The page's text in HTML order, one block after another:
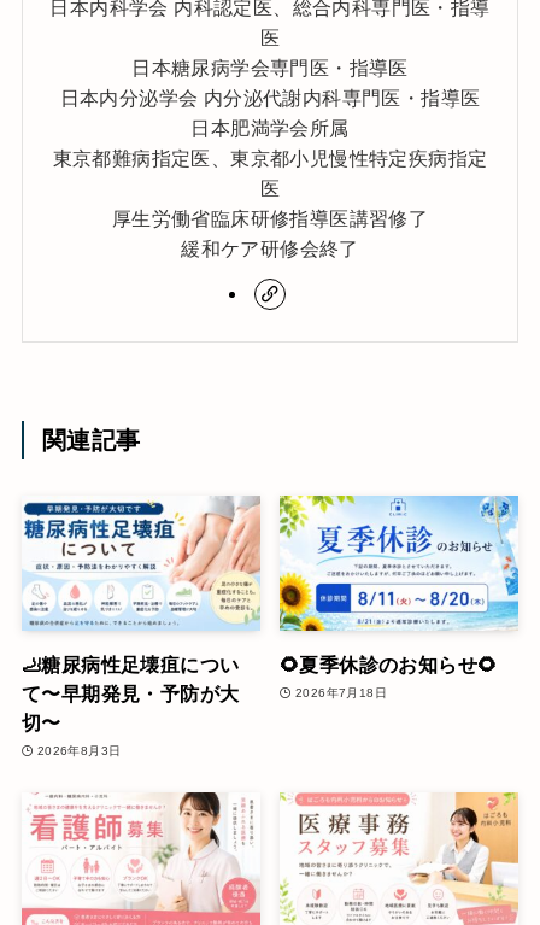
日本内科学会 内科認定医、総合内科専門医・指導
医
日本糖尿病学会専門医・指導医
日本内分泌学会 内分泌代謝内科専門医・指導医
日本肥満学会所属
東京都難病指定医、東京都小児慢性特定疾病指定
医
厚生労働省臨床研修指導医講習修了
緩和ケア研修会終了
関連記事
🦶糖尿病性足壊疽につい
て〜早期発見・予防が大
切〜
2026年8月3日
🌻夏季休診のお知らせ🌻
2026年7月18日